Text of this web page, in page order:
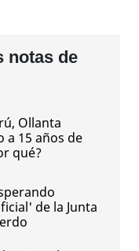
notas de
Ollanta
a 15 años de
qué?
de la Junta